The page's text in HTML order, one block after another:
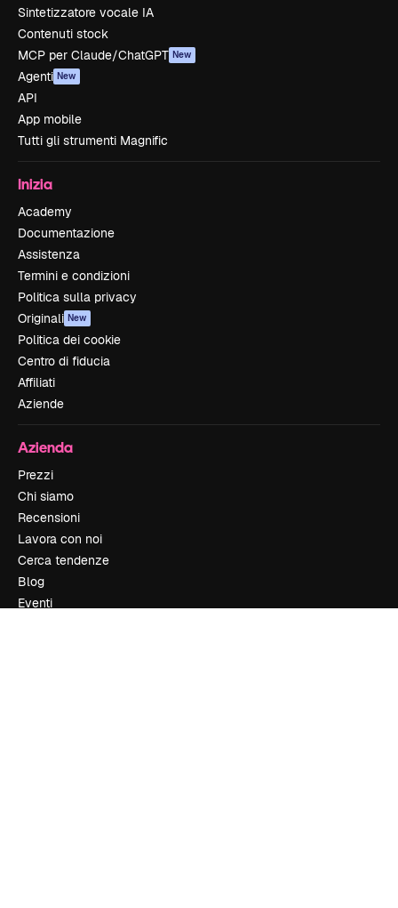
Sintetizzatore vocale IA
Contenuti stock
MCP per Claude/ChatGPT New
Agenti New
API
App mobile
Tutti gli strumenti Magnific
Inizia
Academy
Documentazione
Assistenza
Termini e condizioni
Politica sulla privacy
Originali New
Politica dei cookie
Centro di fiducia
Affiliati
Aziende
Azienda
Prezzi
Chi siamo
Recensioni
Lavora con noi
Cerca tendenze
Blog
Eventi